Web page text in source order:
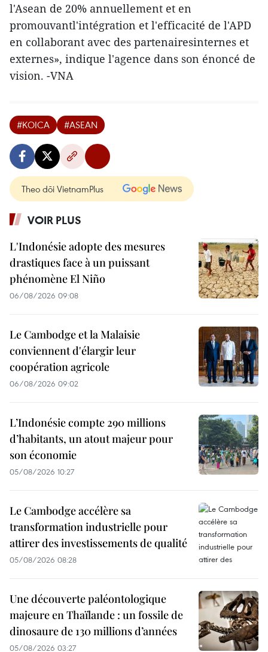
l'Asean de 20% annuellement et en
promouvantl'intégration et l'efficacité de l'APD
en collaborant avec des partenairesinternes et
externes», indique l'agence dans son énoncé de
vision. -VNA
#KOICA #ASEAN
Theo dõi VietnamPlus
VOIR PLUS
L'Indonésie adopte des mesures
drastiques face à un puissant
phénomène El Niño
06/08/2026 09:08
Le Cambodge et la Malaisie
conviennent d'élargir leur
coopération agricole
06/08/2026 09:02
L’Indonésie compte 290 millions
d’habitants, un atout majeur pour
son économie
05/08/2026 10:27
Le Cambodge accélère sa
transformation industrielle pour
attirer des investissements de qualité
05/08/2026 08:28
Une découverte paléontologique
majeure en Thaïlande : un fossile de
dinosaure de 130 millions d’années
05/08/2026 03:27